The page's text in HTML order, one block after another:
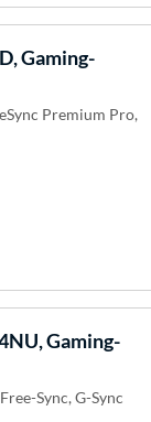
Gaming-
Premium Pro,
Gaming-
Sync, G-Sync